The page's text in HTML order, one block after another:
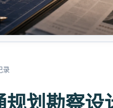
录
规划勘察